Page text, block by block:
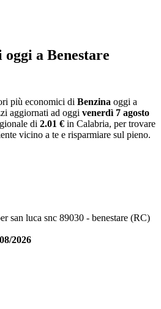
oggi a Benestare
più economici di Benzina oggi a
aggiornati ad oggi venerdì 7 agosto
di 2.01 € in Calabria, per trovare
vicino a te e risparmiare sul pieno.
san luca snc 89030 - benestare (RC)
2026